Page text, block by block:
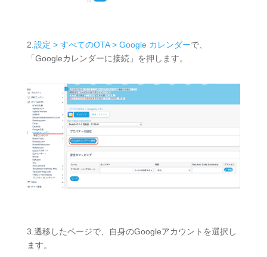
2. 設定 > すべてのOTA > Google カレンダーで、
「Googleカレンダーに接続」を押します。
3.遷移したページで、自身のGoogleアカウントを選択し
ます。